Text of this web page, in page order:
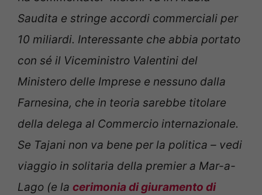
Saudita e stringe accordi commerciali per
10 miliardi. Interessante che abbia portato
con sé il Viceministro Valentini del
Ministero delle Imprese e nessuno dalla
Farnesina, che in teoria sarebbe titolare
della delega al Commercio internazionale.
Se Tajani non va bene per la politica – vedi
viaggio in solitaria della premier a Mar-a-
Lago (e la cerimonia di giuramento di